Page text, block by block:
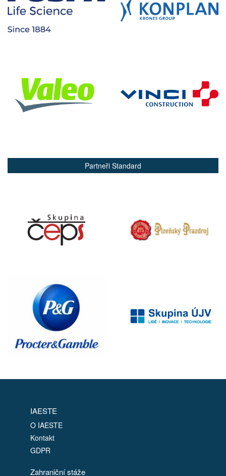
Partneři Standard
IAESTE
O IAESTE
Kontakt
GDPR
Zahraniční stáže